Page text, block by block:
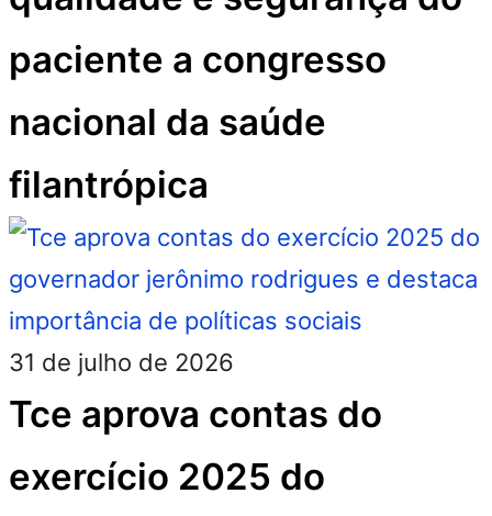
paciente a congresso
nacional da saúde
filantrópica
31 de julho de 2026
Tce aprova contas do
exercício 2025 do